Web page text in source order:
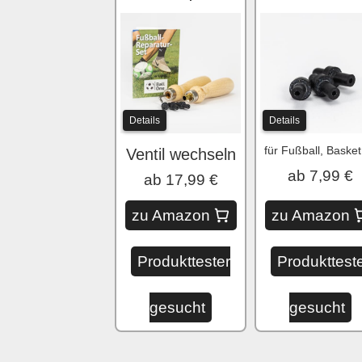
Details
Ventil wechseln
ab 17,99 €
zu Amazon
Produkttester
gesucht
Details
ab 7,99 €
zu Amazon
gesucht